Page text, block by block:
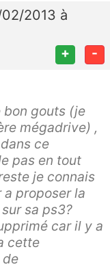
2013 à
+ -
bon gouts (je
mégadrive) ,
ce
pas en tout
je connais
a proposer la
sa ps3?
car il y a
cette